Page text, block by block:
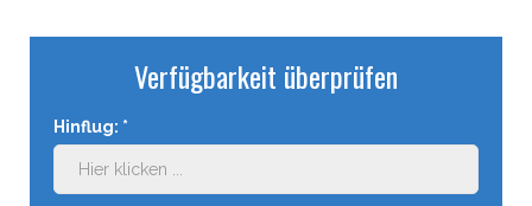
Verfügbarkeit überprüfen
Hinflug: *